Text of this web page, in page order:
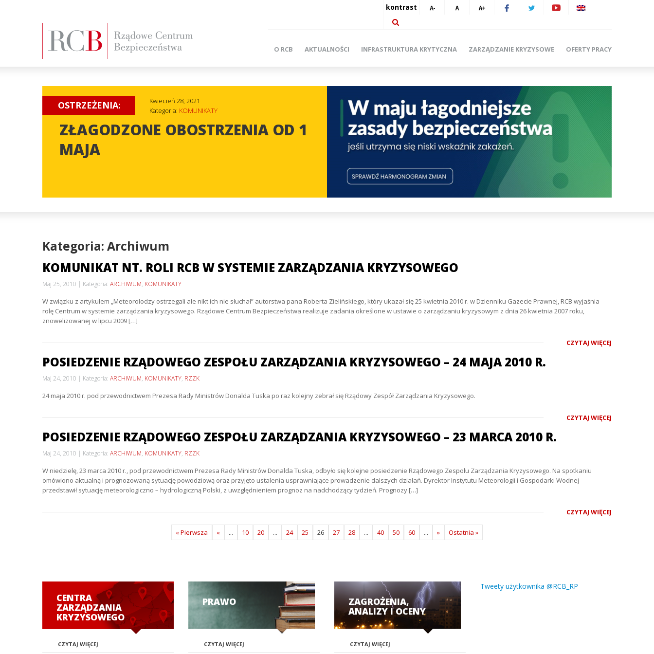
kontrast
O RCB AKTUALNOŚCI INFRASTRUKTURA KRYTYCZNA ZARZĄDZANIE KRYZYSOWE OFERTY PRACY
OSTRZEŻENIA:
Kwiecień 28, 2021
Kategoria: KOMUNIKATY
ZŁAGODZONE OBOSTRZENIA OD 1
MAJA
Kategoria: Archiwum
KOMUNIKAT NT. ROLI RCB W SYSTEMIE ZARZĄDZANIA KRYZYSOWEGO
Maj 25, 2010 Kategoria: ARCHIWUM, KOMUNIKATY
W związku z artykułem „Meteorolodzy ostrzegali ale nikt ich nie słuchał” autorstwa pana Roberta Zielińskiego, który ukazał się 25 kwietnia 2010 r. w Dzienniku Gazecie Prawnej, RCB wyjaśnia
rolę Centrum w systemie zarządzania kryzysowego. Rządowe Centrum Bezpieczeństwa realizuje zadania określone w ustawie o zarządzaniu kryzysowym z dnia 26 kwietnia 2007 roku,
znowelizowanej w lipcu 2009 […]
CZYTAJ WIĘCEJ
POSIEDZENIE RZĄDOWEGO ZESPOŁU ZARZĄDZANIA KRYZYSOWEGO – 24 MAJA 2010 R.
Maj 24, 2010 Kategoria: ARCHIWUM, KOMUNIKATY, RZZK
24 maja 2010 r. pod przewodnictwem Prezesa Rady Ministrów Donalda Tuska po raz kolejny zebrał się Rządowy Zespół Zarządzania Kryzysowego.
CZYTAJ WIĘCEJ
POSIEDZENIE RZĄDOWEGO ZESPOŁU ZARZĄDZANIA KRYZYSOWEGO – 23 MARCA 2010 R.
Maj 24, 2010 Kategoria: ARCHIWUM, KOMUNIKATY, RZZK
W niedzielę, 23 marca 2010 r., pod przewodnictwem Prezesa Rady Ministrów Donalda Tuska, odbyło się kolejne posiedzenie Rządowego Zespołu Zarządzania Kryzysowego. Na spotkaniu
omówiono aktualną i prognozowaną sytuację powodziową oraz przyjęto ustalenia usprawniające prowadzenie dalszych działań. Dyrektor Instytutu Meteorologii i Gospodarki Wodnej
przedstawił sytuację meteorologiczno – hydrologiczną Polski, z uwzględnieniem prognoz na nadchodzący tydzień. Prognozy […]
CZYTAJ WIĘCEJ
« Pierwsza « ... 10 20 ... 24 25 26 27 28 ... 40 50 60 ... » Ostatnia »
CENTRA
ZARZĄDZANIA
KRYZYSOWEGO
CZYTAJ WIĘCEJ
PRAWO
CZYTAJ WIĘCEJ
ZAGROŻENIA,
ANALIZY I OCENY
CZYTAJ WIĘCEJ
Tweety użytkownika @RCB_RP